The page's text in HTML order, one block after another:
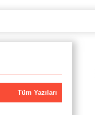
Tüm Yazıları